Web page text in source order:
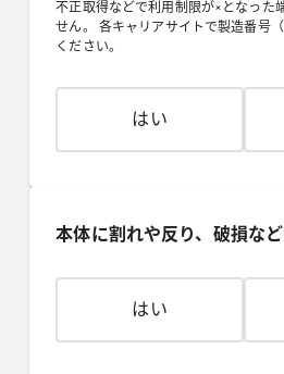
不正取得などで利用制限が×となった
せん。 各キャリアサイトで製造番号
ください。
はい
本体に割れや反り、破損な
はい